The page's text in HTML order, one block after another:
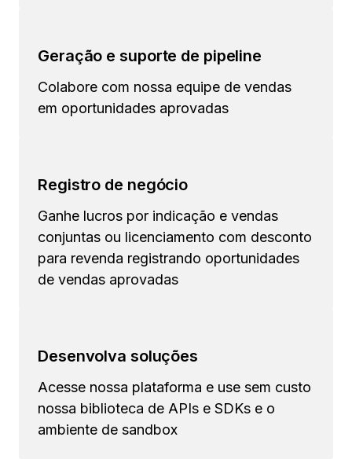
Geração e suporte de pipeline
Colabore com nossa equipe de vendas
em oportunidades aprovadas
Registro de negócio
Ganhe lucros por indicação e vendas
conjuntas ou licenciamento com desconto
para revenda registrando oportunidades
de vendas aprovadas
Desenvolva soluções
Acesse nossa plataforma e use sem custo
nossa biblioteca de APIs e SDKs e o
ambiente de sandbox